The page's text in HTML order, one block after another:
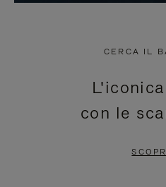
CERCA IL
con le